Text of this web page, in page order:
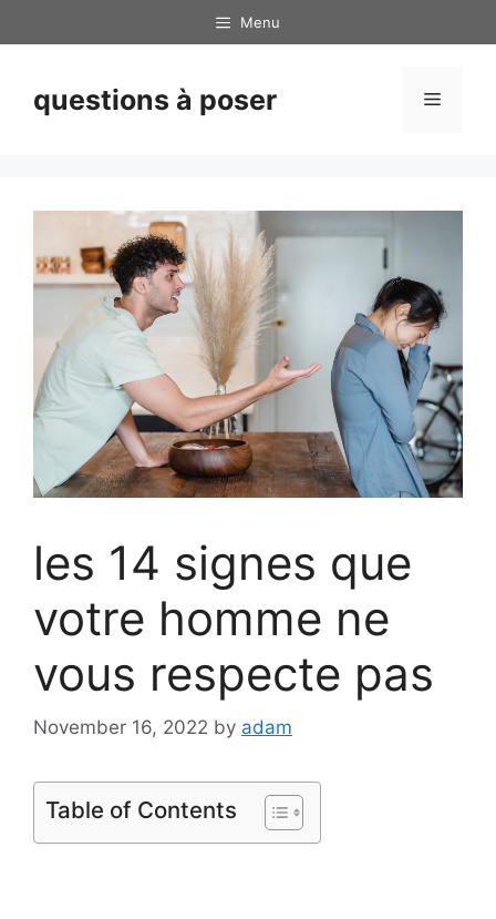
to
Menu
questions à poser Menu
les 14 signes que
votre homme ne
vous respecte pas
November 16, 2022 by adam
Table of Contents